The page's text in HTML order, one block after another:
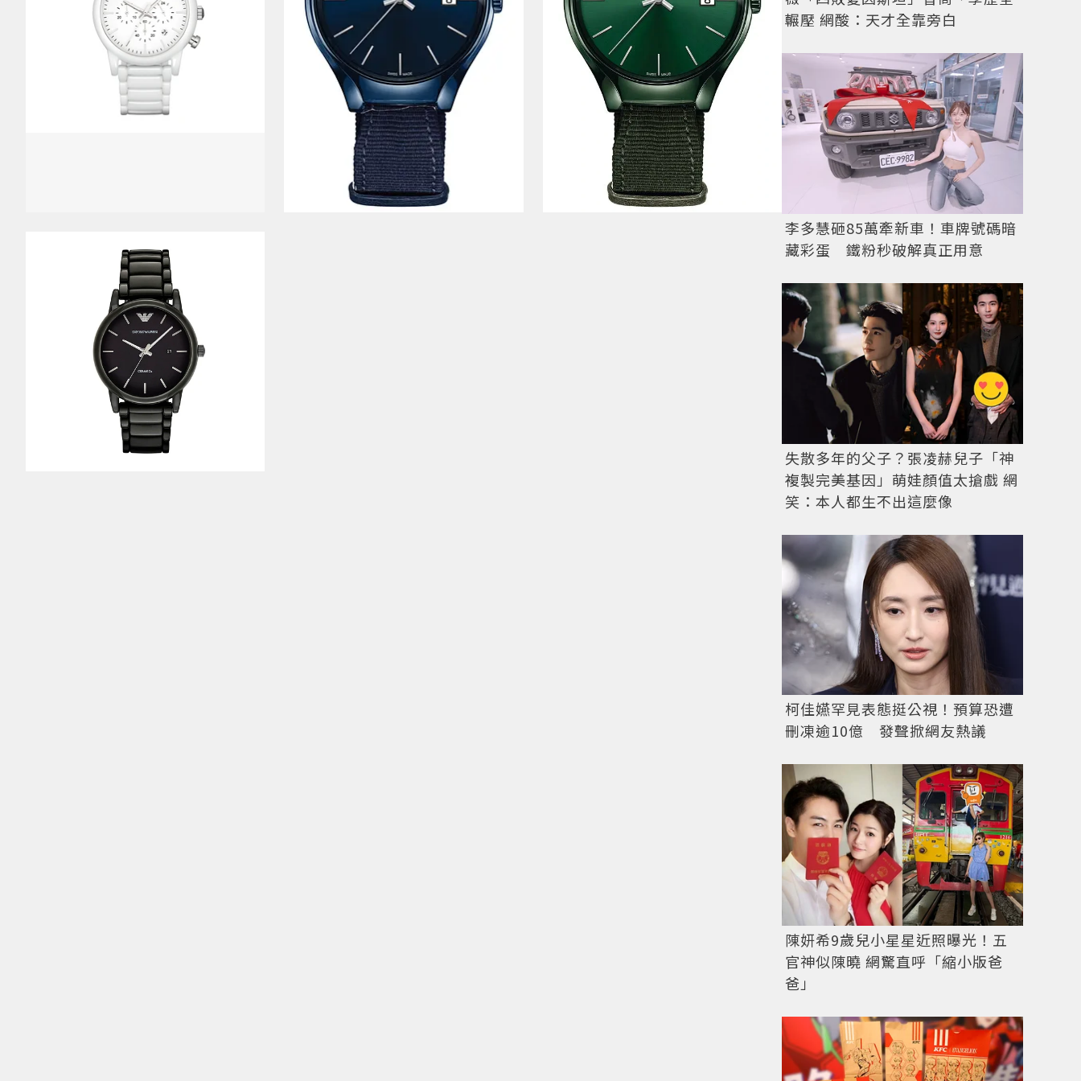
輾壓 網酸：天才全靠旁白
李多慧砸85萬牽新車！車牌號碼暗
藏彩蛋 鐵粉秒破解真正用意
失散多年的父子？張凌赫兒子「神
複製完美基因」萌娃顏值太搶戲 網
笑：本人都生不出這麼像
柯佳嬿罕見表態挺公視！預算恐遭
刪凍逾10億 發聲掀網友熱議
陳妍希9歲兒小星星近照曝光！五
官神似陳曉 網驚直呼「縮小版爸
爸」